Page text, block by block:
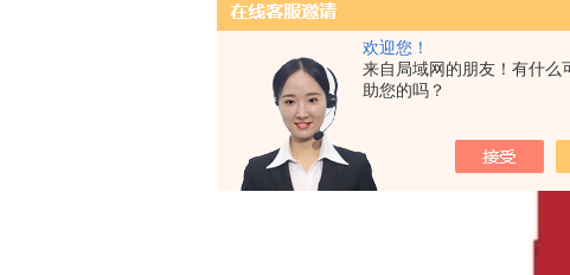
欢迎您！
来自局域网的朋友！有什么
助您的吗？